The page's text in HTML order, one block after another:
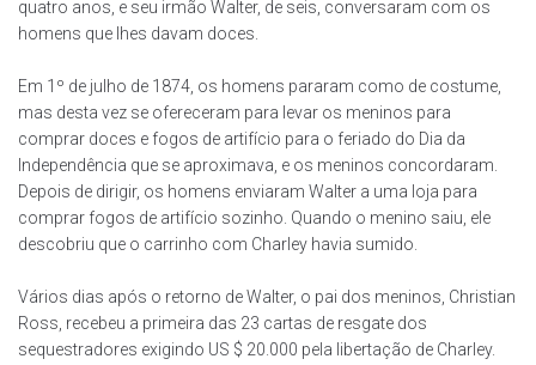
quatro anos, e seu irmão Walter, de seis, conversaram com os
homens que lhes davam doces.
Em 1º de julho de 1874, os homens pararam como de costume,
mas desta vez se ofereceram para levar os meninos para
comprar doces e fogos de artifício para o feriado do Dia da
Independência que se aproximava, e os meninos concordaram.
Depois de dirigir, os homens enviaram Walter a uma loja para
comprar fogos de artifício sozinho. Quando o menino saiu, ele
descobriu que o carrinho com Charley havia sumido.
Vários dias após o retorno de Walter, o pai dos meninos, Christian
Ross, recebeu a primeira das 23 cartas de resgate dos
sequestradores exigindo US $ 20.000 pela libertação de Charley.